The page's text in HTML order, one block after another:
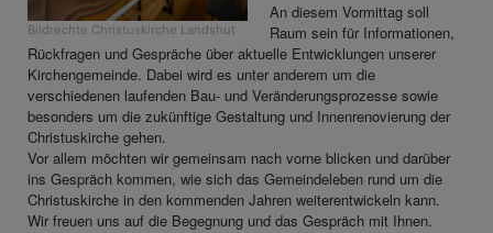
Bildrechte Christuskirche Landshut
An diesem Vormittag soll
Raum sein für Informationen,
Rückfragen und Gespräche über aktuelle Entwicklungen unserer
Kirchengemeinde. Dabei wird es unter anderem um die
verschiedenen laufenden Bau- und Veränderungsprozesse sowie
besonders um die zukünftige Gestaltung und Innenrenovierung der
Christuskirche gehen.
Vor allem möchten wir gemeinsam nach vorne blicken und darüber
ins Gespräch kommen, wie sich das Gemeindeleben rund um die
Christuskirche in den kommenden Jahren weiterentwickeln kann.
Wir freuen uns auf die Begegnung und das Gespräch mit Ihnen.